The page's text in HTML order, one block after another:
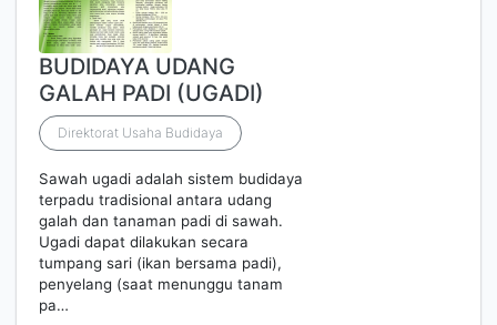
BUDIDAYA UDANG
GALAH PADI (UGADI)
Direktorat Usaha Budidaya
Sawah ugadi adalah sistem budidaya
terpadu tradisional antara udang
galah dan tanaman padi di sawah.
Ugadi dapat dilakukan secara
tumpang sari (ikan bersama padi),
penyelang (saat menunggu tanam
pa…